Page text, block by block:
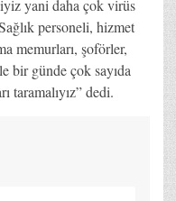
yani daha çok virüs
personeli, hizmet
memurları, şoförler,
bir günde çok sayıda
taramalıyız” dedi.